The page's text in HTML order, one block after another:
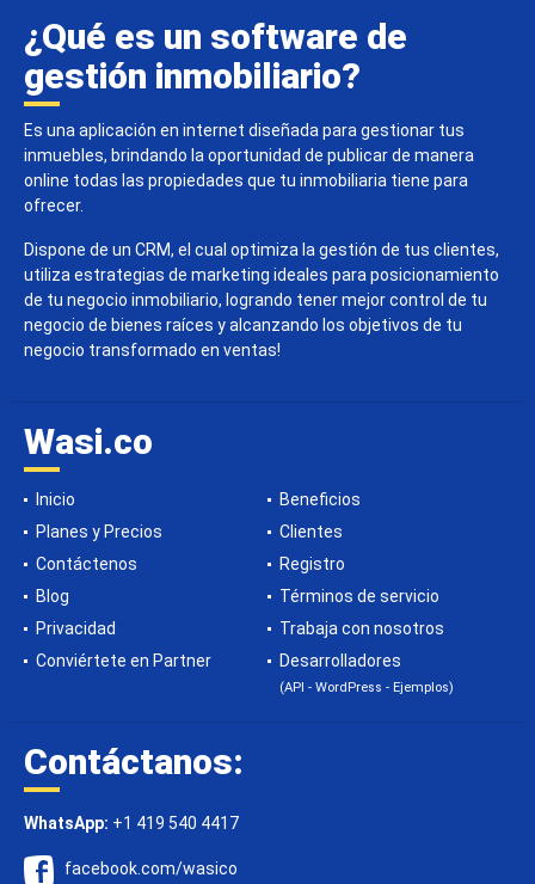
¿Qué es un software de
gestión inmobiliario?
Es una aplicación en internet diseñada para gestionar tus
inmuebles, brindando la oportunidad de publicar de manera
online todas las propiedades que tu inmobiliaria tiene para
ofrecer.
Dispone de un CRM, el cual optimiza la gestión de tus clientes,
utiliza estrategias de marketing ideales para posicionamiento
de tu negocio inmobiliario, logrando tener mejor control de tu
negocio de bienes raíces y alcanzando los objetivos de tu
negocio transformado en ventas!
Wasi.co
Inicio
Beneficios
Planes y Precios
Clientes
Contáctenos
Registro
Blog
Términos de servicio
Privacidad
Trabaja con nosotros
Conviértete en Partner
Desarrolladores
(API - WordPress - Ejemplos)
Contáctanos:
WhatsApp: +1 419 540 4417
facebook.com/wasico